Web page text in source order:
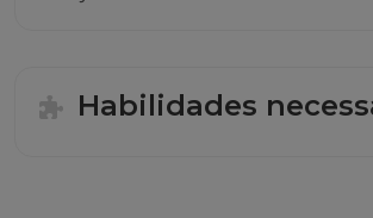
Habilidades